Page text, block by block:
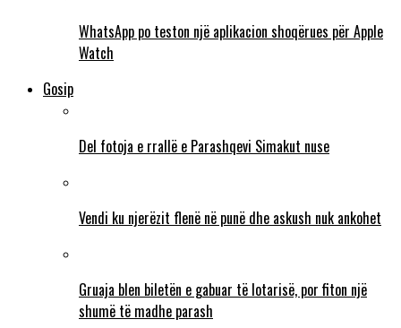
WhatsApp po teston një aplikacion shoqërues për Apple
Watch
Gosip
Del fotoja e rrallë e Parashqevi Simakut nuse
Vendi ku njerëzit flenë në punë dhe askush nuk ankohet
Gruaja blen biletën e gabuar të lotarisë, por fiton një
shumë të madhe parash